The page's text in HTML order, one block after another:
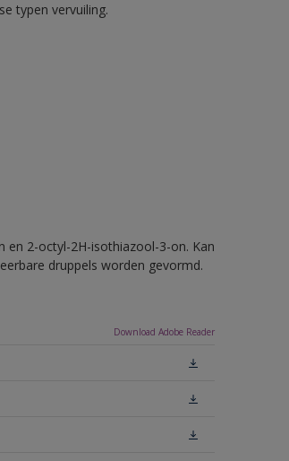
typen vervuiling.
en 2-octyl-2H-isothiazool-3-on. Kan
druppels worden gevormd.
Download Adobe Reader